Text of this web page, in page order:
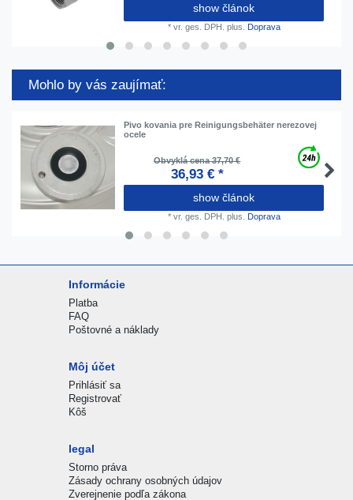
show článok
* vr. ges. DPH. plus. Doprava
Mohlo by vás zaujímať:
Pivo kovania pre Reinigungsbehäter nerezovej
ocele
Obvyklá cena 37,70 €
36,93 € *
show článok
* vr. ges. DPH. plus. Doprava
Informácie
Platba
FAQ
Poštovné a náklady
Môj účet
Prihlásiť sa
Registrovať
Kôš
legal
Storno práva
Zásady ochrany osobných údajov
Zverejnenie podľa zákona